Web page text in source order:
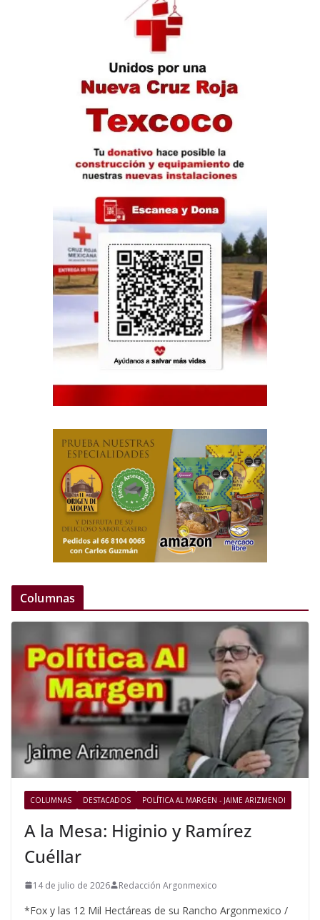
Columnas
COLUMNAS DESTACADOS POLÍTICA AL MARGEN - JAIME ARIZMENDI
A la Mesa: Higinio y Ramírez
Cuéllar
14 de julio de 2026 Redacción Argonmexico
*Fox y las 12 Mil Hectáreas de su Rancho Argonmexico /